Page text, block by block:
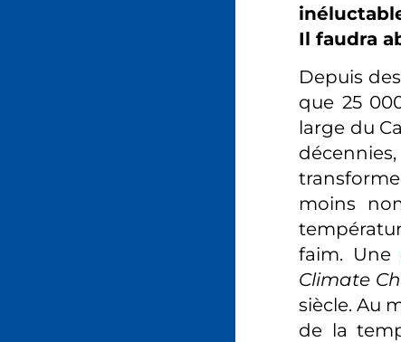
Il faudra
Depuis
que 25
large du
moins
faim. Une
Climate
siècle. Au
de la